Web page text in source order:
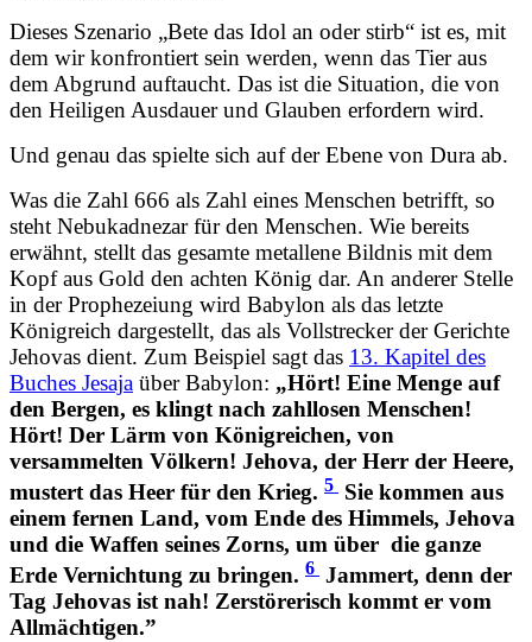
Dieses Szenario „Bete das Idol an oder stirb“ ist es, mit
dem wir konfrontiert sein werden, wenn das Tier aus
dem Abgrund auftaucht. Das ist die Situation, die von
den Heiligen Ausdauer und Glauben erfordern wird.
Und genau das spielte sich auf der Ebene von Dura ab.
Was die Zahl 666 als Zahl eines Menschen betrifft, so
steht Nebukadnezar für den Menschen. Wie bereits
erwähnt, stellt das gesamte metallene Bildnis mit dem
Kopf aus Gold den achten König dar. An anderer Stelle
in der Prophezeiung wird Babylon als das letzte
Königreich dargestellt, das als Vollstrecker der Gerichte
Jehovas dient. Zum Beispiel sagt das 13. Kapitel des
Buches Jesaja über Babylon: „Hört! Eine Menge auf
den Bergen, es klingt nach zahllosen Menschen!
Hört! Der Lärm von Königreichen, von
versammelten Völkern! Jehova, der Herr der Heere,
mustert das Heer für den Krieg. 5 Sie kommen aus
einem fernen Land, vom Ende des Himmels, Jehova
und die Waffen seines Zorns, um über die ganze
Erde Vernichtung zu bringen. 6 Jammert, denn der
Tag Jehovas ist nah! Zerstörerisch kommt er vom
Allmächtigen.”